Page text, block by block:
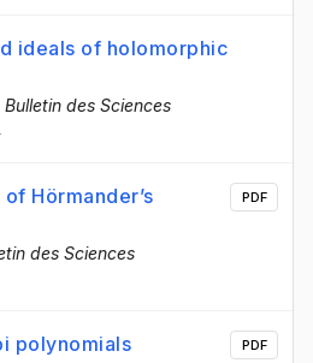
ideals of holomorphic
Bulletin des Sciences
Hörmanderʼs
des Sciences
PDF
polynomials PDF